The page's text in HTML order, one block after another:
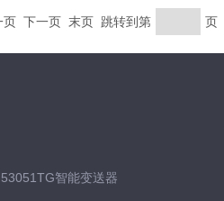
页 下一页 末页 跳转到第 页
智能变送器